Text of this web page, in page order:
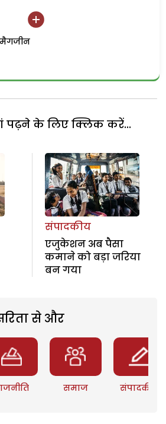
मैगजीन
पढ़ने के लिए क्लिक करें...
संपादकीय
एजुकेशन अब पैसा
कमाने को बड़ा जरिया
बन गया
से और
समाज संपादकीय